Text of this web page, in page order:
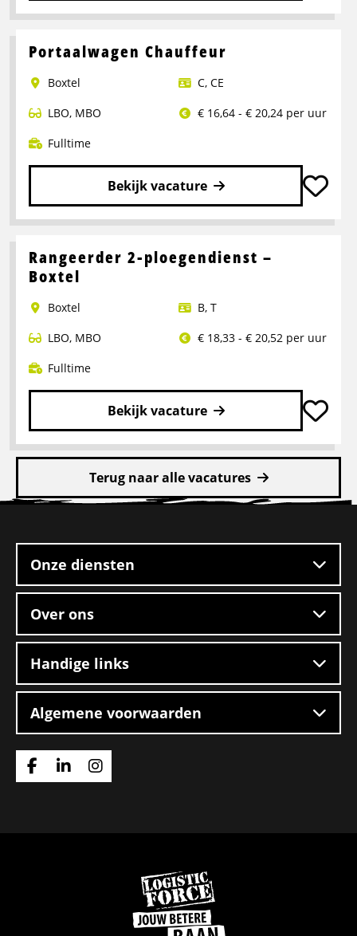
Lees
over
CE
Portaalwagen Chauffeur
Boxtel C, CE
LBO, MBO
€ 16,64 - € 20,24 per uur
Fulltime
Bekijk vacature
Lees
over
Portaalwagen
Rangeerder 2-ploegendienst –
Boxtel
Boxtel B, T
LBO, MBO
€ 18,33 - € 20,52 per uur
Fulltime
Bekijk vacature
Lees
meer
Rangeerder
Boxtel
Terug naar alle vacatures
footer
Onze diensten
Over ons
Handige links
Algemene voorwaarden
Ga
Ga
Ga
Ga
naar
de